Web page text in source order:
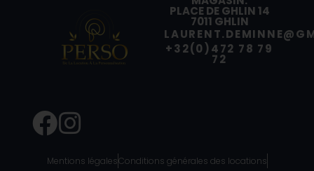
PLACE DE GHLIN 14
7011 GHLIN
+32(0)472 78 79
72
Mentions légalesConditions générales des locations